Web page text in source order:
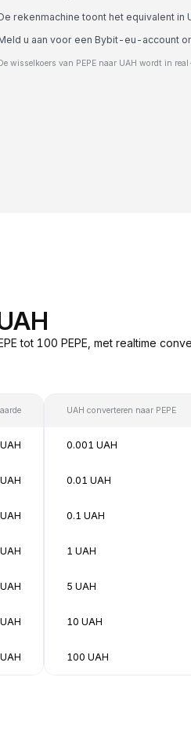
rekenmachine toont het equivalent in
u aan voor een Bybit-eu-account
wisselkoers van PEPE naar UAH wordt in
tot 100 PEPE, met realtime
UAH converteren naar PEPE
0.001 UAH
0.01 UAH
0.1 UAH
1 UAH
5 UAH
10 UAH
100 UAH